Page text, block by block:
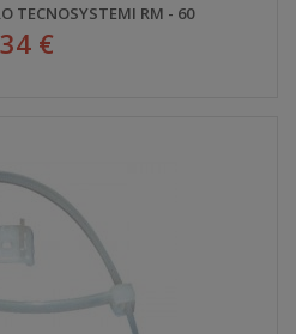
TECNOSYSTEMI RM - 60
€